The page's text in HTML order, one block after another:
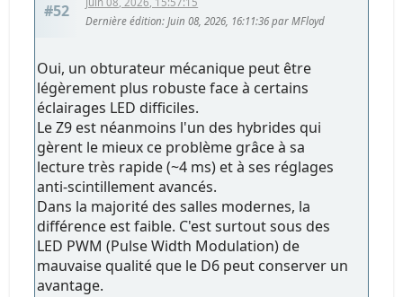
#52
Dernière édition: Juin 08, 2026, 16:11:36 par MFloyd
Oui, un obturateur mécanique peut être
légèrement plus robuste face à certains
éclairages LED difficiles.
Le Z9 est néanmoins l'un des hybrides qui
gèrent le mieux ce problème grâce à sa
lecture très rapide (~4 ms) et à ses réglages
anti-scintillement avancés.
Dans la majorité des salles modernes, la
différence est faible. C'est surtout sous des
LED PWM (Pulse Width Modulation) de
mauvaise qualité que le D6 peut conserver un
avantage.